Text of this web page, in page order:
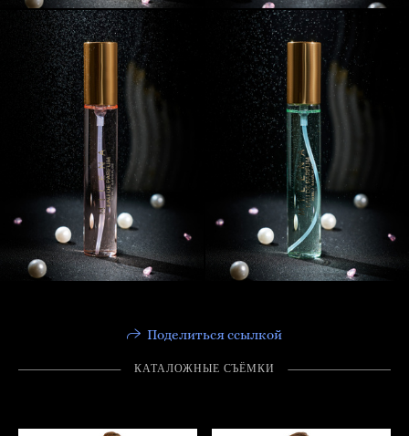
Поделиться ссылкой
КАТАЛОЖНЫЕ СЪËМКИ